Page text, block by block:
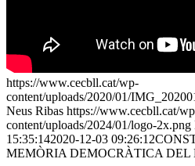
https://www.cecbll.cat/wp-
content/uploads/2020/01/
Neus Ribas https://www.cecbll.cat/
content/uploads/2024/01/logo-2x.png
15:35:142020-12-03 09:26:12
MEMÒRIA DEMOCRÀTICA